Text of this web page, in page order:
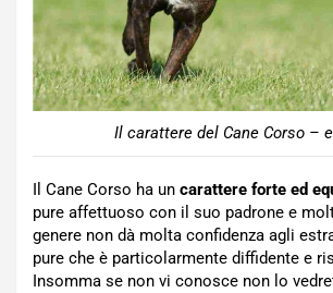
Il carattere del Cane Corso –
Il Cane Corso ha un carattere forte ed
pure affettuoso con il suo padrone e
genere non dà molta confidenza agli
pure che è particolarmente diffidente e
Insomma se non vi conosce non lo